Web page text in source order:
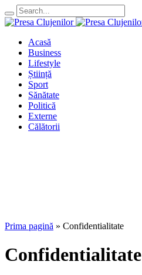
Acasă
Business
Lifestyle
Știință
Sport
Sănătate
Politică
Externe
Călătorii
Prima pagină » Confidentialitate
Confidentialitate